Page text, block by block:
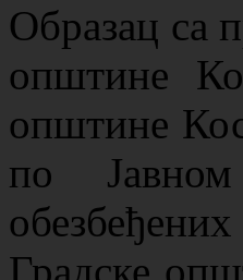
Образац са
општине
општине
по
Градске